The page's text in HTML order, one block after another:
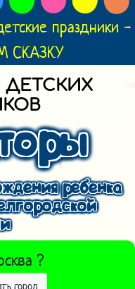
праздники -
СКАЗКУ
ДЕТСКИХ
ребенка
?
ГОРОД